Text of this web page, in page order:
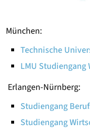
München:
Technische
LMU
Erlangen-Nürnberg:
Studiengang
Studiengang